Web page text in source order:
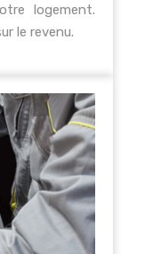
logement.
le revenu.